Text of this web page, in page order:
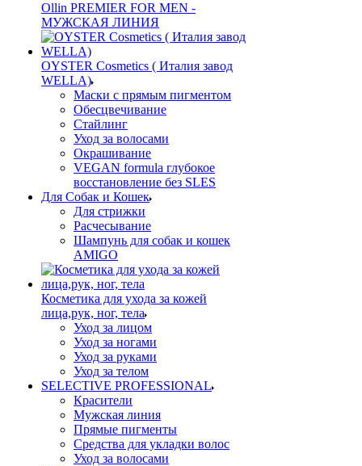
Ollin PREMIER FOR MEN -
МУЖСКАЯ ЛИНИЯ
OYSTER Cosmetics ( Италия завод
WELLA)
Маски с прямым пигментом
Обесцвечивание
Стайлинг
Уход за волосами
Окрашивание
VEGAN formula глубокое
восстановление без SLES
Для Собак и Кошек
Для стрижки
Расчесывание
Шампунь для собак и кошек
AMIGO
Косметика для ухода за кожей
лица,рук, ног, тела
Уход за лицом
Уход за ногами
Уход за руками
Уход за телом
SELECTIVE PROFESSIONAL
Красители
Мужская линия
Прямые пигменты
Средства для укладки волос
Уход за волосами